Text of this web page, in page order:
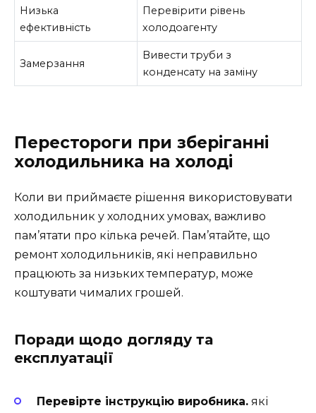
Низька
ефективність
Перевірити рівень
холодоагенту
Замерзання
Вивести труби з
конденсату на заміну
Перестороги при зберіганні
холодильника на холоді
Коли ви приймаєте рішення використовувати
холодильник у холодних умовах, важливо
пам’ятати про кілька речей. Пам’ятайте, що
ремонт холодильників, які неправильно
працюють за низьких температур, може
коштувати чималих грошей.
Поради щодо догляду та
експлуатації
Перевірте інструкцію виробника. які